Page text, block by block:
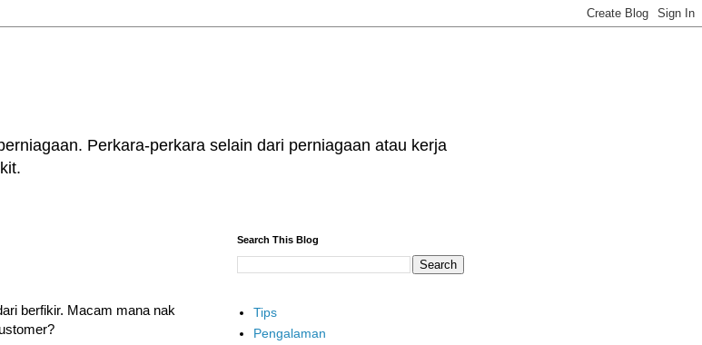
Perkara-perkara selain dari perniagaan atau kerja
berfikir. Macam mana nak
Search This Blog
Tips
Pengalaman